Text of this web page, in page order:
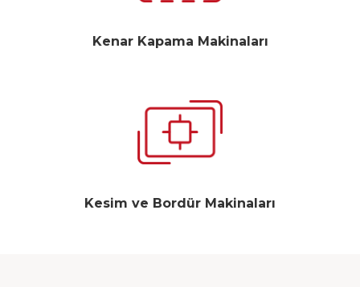
Kenar Kapama Makinaları
Kesim ve Bordür Makinaları